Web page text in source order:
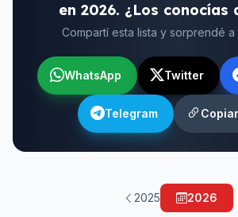
en 2026. ¿Los conocías
Compartí esta lista y sorprendé a
WhatsApp Twitter
Telegram
2025 2026